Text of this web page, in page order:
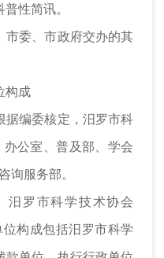
性简讯。
委、市政府交办的其
成
编委核定，汨罗市科
公室、普及部、学会
询服务部。
罗市科学技术协会
构成包括汨罗市科学